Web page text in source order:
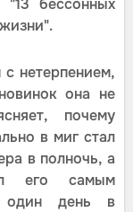
нетерпением,
она не
почему
в миг стал
в полночь, а
его самым
один день в